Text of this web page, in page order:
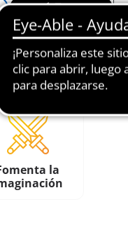
la